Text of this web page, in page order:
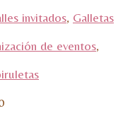
invitados, Galletas
de eventos,